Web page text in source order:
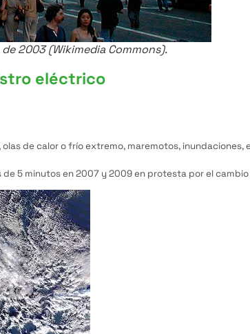
2003 (Wikimedia Commons).
eléctrico
de calor o frío extremo, maremotos, inundaciones,
5 minutos en 2007 y 2009 en protesta por el